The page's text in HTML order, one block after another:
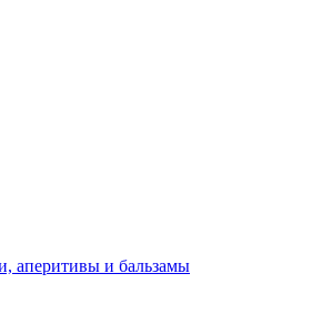
аперитивы и бальзамы